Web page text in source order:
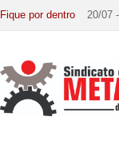
Fique por dentro 20/07
07/07
03/